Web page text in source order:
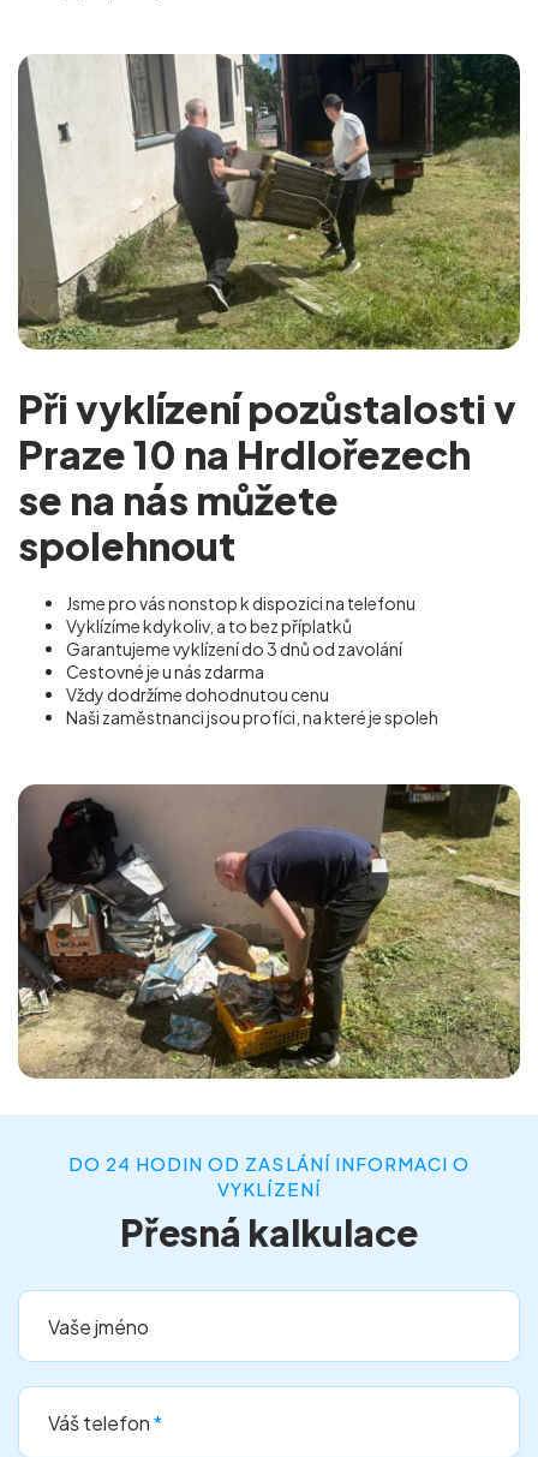
Při vyklízení pozůstalosti v
Praze 10 na Hrdlořezech
se na nás můžete
spolehnout
Jsme pro vás nonstop k dispozici na telefonu
Vyklízíme kdykoliv, a to bez příplatků
Garantujeme vyklízení do 3 dnů od zavolání
Cestovné je u nás zdarma
Vždy dodržíme dohodnutou cenu
Naši zaměstnanci jsou profíci, na které je spoleh
DO 24 HODIN OD ZASLÁNÍ INFORMACI O
VYKLÍZENÍ
Přesná kalkulace
Vaše jméno
Váš telefon*